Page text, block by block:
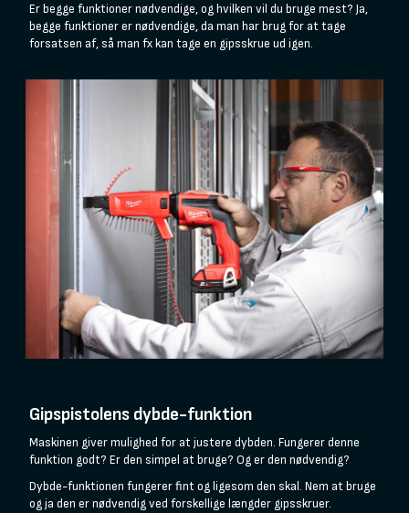
Er begge funktioner nødvendige, og hvilken vil du bruge mest? Ja,
begge funktioner er nødvendige, da man har brug for at tage
forsatsen af, så man fx kan tage en gipsskrue ud igen.
Gipspistolens dybde-funktion
Maskinen giver mulighed for at justere dybden. Fungerer denne
funktion godt? Er den simpel at bruge? Og er den nødvendig?
Dybde-funktionen fungerer fint og ligesom den skal. Nem at bruge
og ja den er nødvendig ved forskellige længder gipsskruer.